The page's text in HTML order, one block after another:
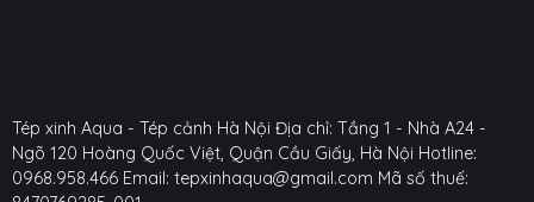
Tép xinh Aqua - Tép cảnh Hà Nội Địa chỉ: Tầng 1 - Nhà A24 -
Ngõ 120 Hoàng Quốc Việt, Quận Cầu Giấy, Hà Nội Hotline:
0968.958.466 Email: tepxinhaqua@gmail.com Mã số thuế: